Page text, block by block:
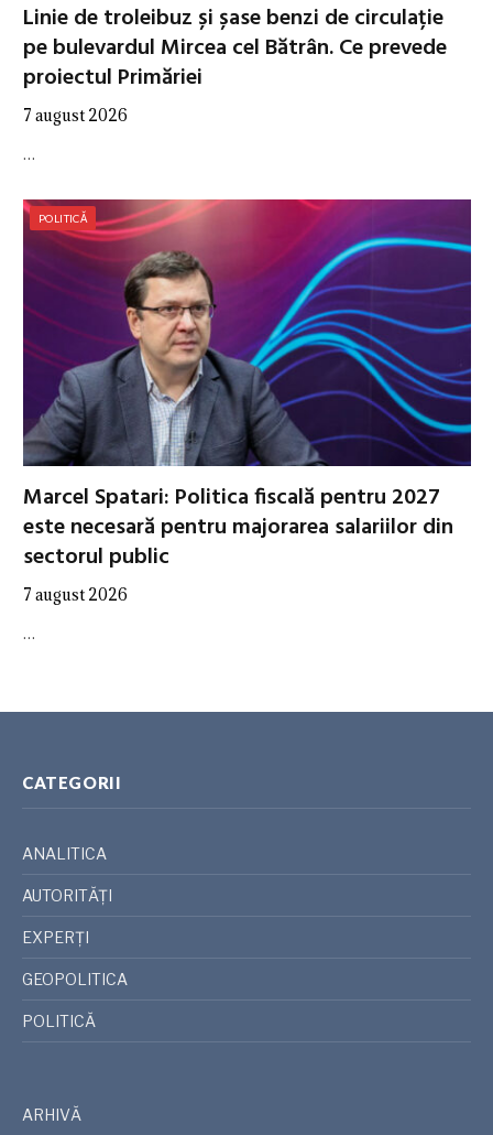
Linie de troleibuz și șase benzi de circulație
pe bulevardul Mircea cel Bătrân. Ce prevede
proiectul Primăriei
7 august 2026
…
POLITICĂ
Marcel Spatari: Politica fiscală pentru 2027
este necesară pentru majorarea salariilor din
sectorul public
7 august 2026
…
CATEGORII
ANALITICA
AUTORITĂȚI
EXPERȚI
GEOPOLITICA
POLITICĂ
ARHIVĂ